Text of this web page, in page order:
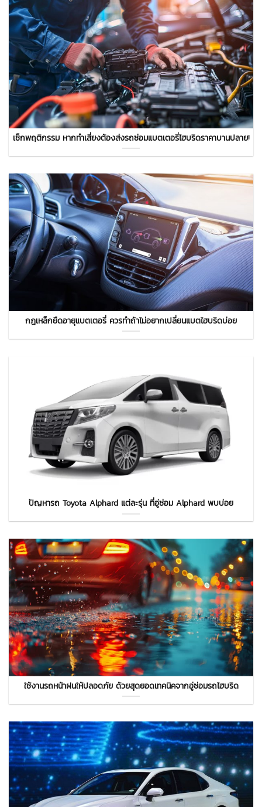
เช็กพฤติกรรม หากทำเสี่ยงต้องส่งรถซ่อมแบตเตอรี่ไฮบริดราคาบานปลาย!
กฎเหล็กยืดอายุแบตเตอรี่ ควรทำถ้าไม่อยากเปลี่ยนแบตไฮบริดบ่อย
ปัญหารถ Toyota Alphard แต่ละรุ่น ที่อู่ซ่อม Alphard พบบ่อย
ใช้งานรถหน้าฝนให้ปลอดภัย ด้วยสุดยอดเทคนิคจากอู่ซ่อมรถไฮบริด